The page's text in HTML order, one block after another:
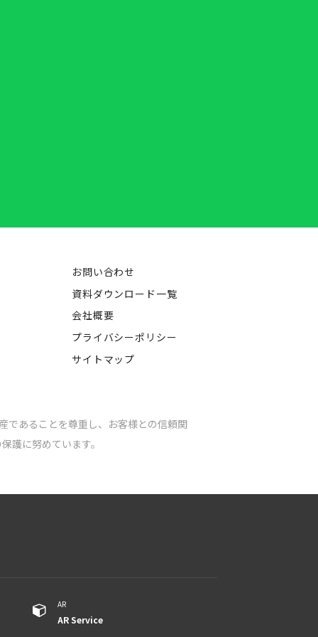
お問い合わせ
資料ダウンロード一覧
会社概要
プライバシーポリシー
サイトマップ
あることを尊重し、 お客様との信頼関
護に努めています。
AR
​​​​​​AR Service